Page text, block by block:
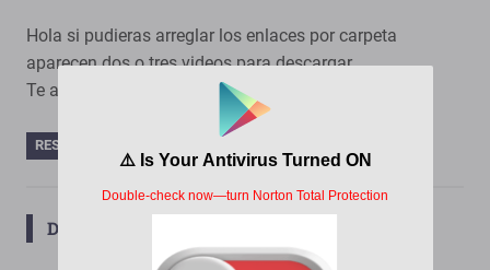
Hola si pudieras arreglar los enlaces por carpeta
aparecen dos o tres videos para descargar
Te agradezco de antemano.
RESPONDER
DEJA UNA RESPUESTA